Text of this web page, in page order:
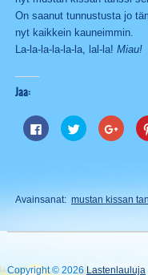
On saanut tunnustusta jo
nyt kaikkein kauneimmin.
La-la-la-la-la-la, lal-la! Miau!
Jaa:
Jaa
Facebookissa(Avautuu
uudessa
Jaa
uudessa
Jaa
Avainsanat: mustan kissan
Copyright © 2026 Lastenlauluja